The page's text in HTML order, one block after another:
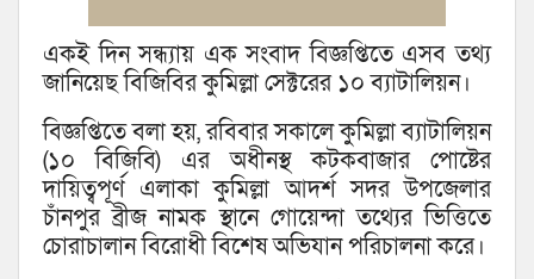
একই দিন সন্ধ্যায় এক সংবাদ বিজ্ঞপ্তিতে এসব তথ্য
জানিয়েছ বিজিবির কুমিল্লা সেক্টরের ১০ ব্যাটালিয়ন।
বিজ্ঞপ্তিতে বলা হয়, রবিবার সকালে কুমিল্লা ব্যাটালিয়ন
(১০ বিজিবি) এর অধীনস্থ কটকবাজার পোষ্টের
দায়িত্বপূর্ণ এলাকা কুমিল্লা আদর্শ সদর উপজেলার
চাঁনপুর ব্রীজ নামক স্থানে গোয়েন্দা তথ্যের ভিত্তিতে
চোরাচালান বিরোধী বিশেষ অভিযান পরিচালনা করে।